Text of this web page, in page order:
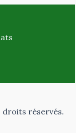
droits réservés.